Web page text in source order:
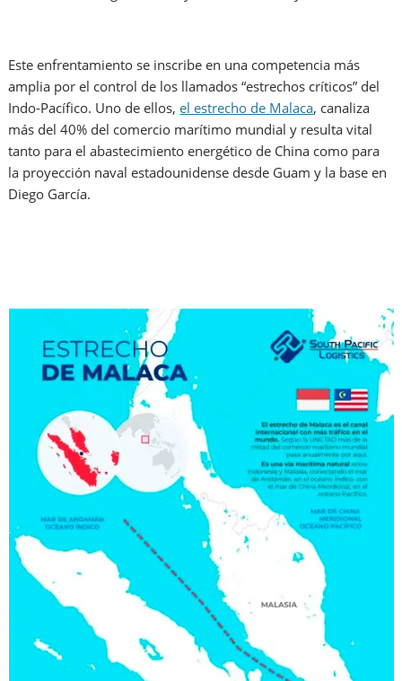
Este enfrentamiento se inscribe en una competencia más
amplia por el control de los llamados “estrechos críticos” del
Indo-Pacífico. Uno de ellos,el estrecho de Malaca, canaliza
más del 40% del comercio marítimo mundial y resulta vital
tanto para el abastecimiento energético de China como para
la proyección naval estadounidense desde Guam y la base en
Diego García.